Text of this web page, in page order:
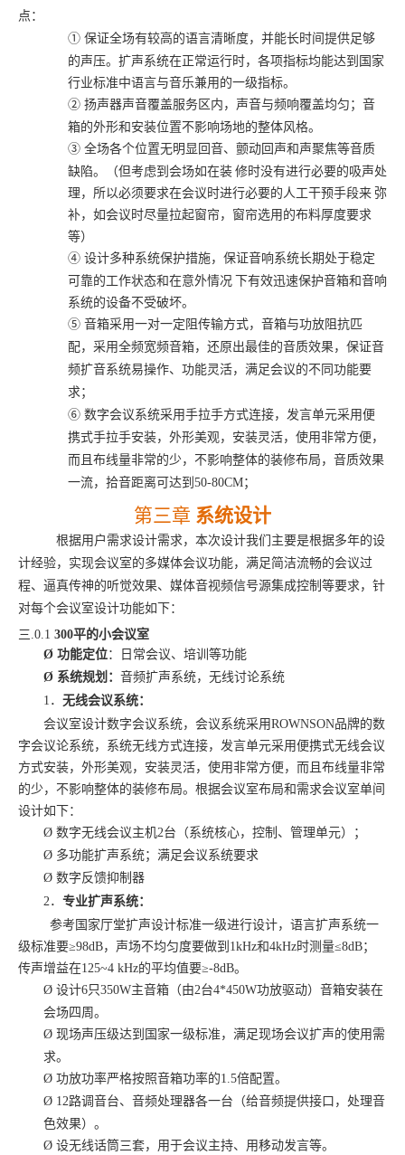
点：
① 保证全场有较高的语言清晰度，并能长时间提供足够
的声压。扩声系统在正常运行时，各项指标均能达到国家
行业标准中语言与音乐兼用的一级指标。
② 扬声器声音覆盖服务区内，声音与频响覆盖均匀；音
箱的外形和安装位置不影响场地的整体风格。
③ 全场各个位置无明显回音、颤动回声和声聚焦等音质
缺陷。（但考虑到会场如在装 修时没有进行必要的吸声处
理，所以必须要求在会议时进行必要的人工干预手段来 弥
补，如会议时尽量拉起窗帘，窗帘选用的布料厚度要求
等）
④ 设计多种系统保护措施，保证音响系统长期处于稳定
可靠的工作状态和在意外情况
下有效迅速保护音箱和音响
系统的设备不受破坏。
⑤ 音箱采用一对一定阻传输方式，音箱与功放阻抗匹
配，采用全频宽频音箱，还原出最佳的音质效果，保证音
频扩音系统易操作、功能灵活，满足会议的不同功能要
求；
⑥ 数字会议系统采用手拉手方式连接，发言单元采用便
携式手拉手安装，外形美观，安装灵活，使用非常方便，
而且布线量非常的少，不影响整体的装修布局，音质效果
一流，拾音距离可达到 50-80CM；
第三章 系统设计
根据用户需求设计需求，本次设计我们主要是根据多年的设
计经验，实现会议室的多媒体会议功能，满足简洁流畅的会议过
程、逼真传神的听觉效果、媒体音视频信号源集成控制等要求，针
对每个会议室设计功能如下：
三.0.1 300平的小会议室
Ø 功能定位： 日常会议、培训 等功能
Ø 系统规划： 音频扩声系统，无线讨论系统
1． 无线会议系统：
会议室设计数字会议系统，会议系统采用ROWNSON品牌的数
字会议论系统，系统无线方式连接，发言单元采用便携式无线会议
方式安装，外形美观，安装灵活，使用非常方便，而且布线量非常
的少，不影响整体的装修布局。根据会议室布局和需求会议室单间
设计如下：
Ø 数字无线会议主机2台（系统核心，控制、管理单元）；
Ø 多功能扩声系统；满足会议系统要求
Ø 数字反馈抑制器
2． 专业扩声系统：
参考国家厅堂扩声设计标准一级进行设计，语言扩声系统一
级标准要≥98dB，声场不均匀度要做到1kHz和4kHz时测量≤8dB；
传声增益在125~4 kHz的平均值要≥-8dB。
Ø 设计6只350W主音箱（由2台4*450W功放驱动）音箱安装在
会场四周。
Ø 现场声压级达到国家一级标准，满足现场会议扩声的使用需
求。
Ø 功放功率严格按照音箱功率的1.5倍配置。
Ø 12路调音台、音频处理器各一台（给音频提供接口，处理音
色效果）。
Ø 设无线话筒三套，用于会议主持、用移动发言等。